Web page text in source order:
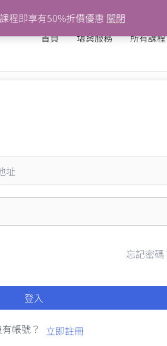
程即享有50%折價優惠 關閉
首頁 堪輿服務 所有課程
忘記密碼
登入
帳號？ 立即註冊